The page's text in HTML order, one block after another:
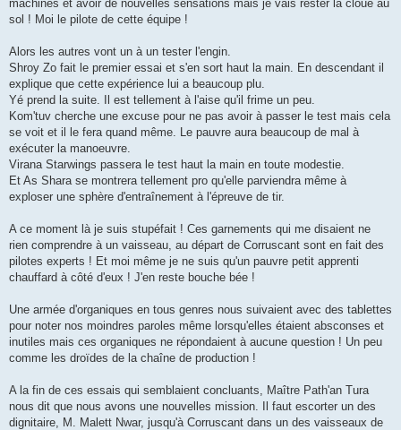
machines et avoir de nouvelles sensations mais je vais rester là cloué au
sol ! Moi le pilote de cette équipe !
Alors les autres vont un à un tester l'engin.
Shroy Zo fait le premier essai et s'en sort haut la main. En descendant il
explique que cette expérience lui a beaucoup plu.
Yé prend la suite. Il est tellement à l'aise qu'il frime un peu.
Kom'tuv cherche une excuse pour ne pas avoir à passer le test mais cela
se voit et il le fera quand même. Le pauvre aura beaucoup de mal à
exécuter la manoeuvre.
Virana Starwings passera le test haut la main en toute modestie.
Et As Shara se montrera tellement pro qu'elle parviendra même à
exploser une sphère d'entraînement à l'épreuve de tir.
A ce moment là je suis stupéfait ! Ces garnements qui me disaient ne
rien comprendre à un vaisseau, au départ de Corruscant sont en fait des
pilotes experts ! Et moi même je ne suis qu'un pauvre petit apprenti
chauffard à côté d'eux ! J'en reste bouche bée !
Une armée d'organiques en tous genres nous suivaient avec des tablettes
pour noter nos moindres paroles même lorsqu'elles étaient absconses et
inutiles mais ces organiques ne répondaient à aucune question ! Un peu
comme les droïdes de la chaîne de production !
A la fin de ces essais qui semblaient concluants, Maître Path'an Tura
nous dit que nous avons une nouvelles mission. Il faut escorter un des
dignitaire, M. Malett Nwar, jusqu'à Corruscant dans un des vaisseaux de